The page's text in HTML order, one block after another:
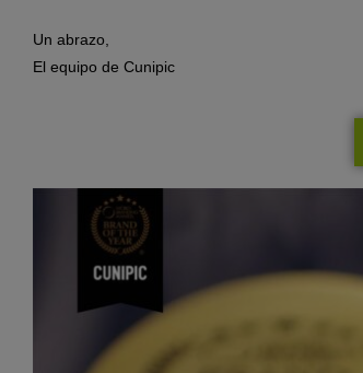
Un abrazo,
El equipo de Cunipic